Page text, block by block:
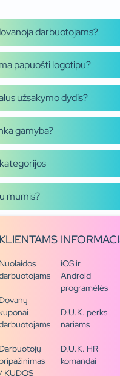
darbuotojams?
papuošti logotipu?
užsakymo dydis?
gamyba?
mumis?
KLIENTAMS
Nuolaidos
Dovanų
Darbuotojų
KUDOS
iOS ir
Android
programėlės
D.U.K. perks
nariams
D.U.K. HR
komandai